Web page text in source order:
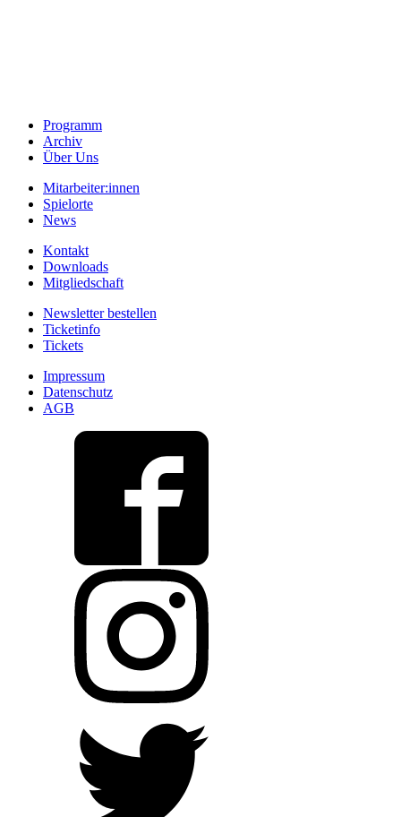
Programm
Archiv
Über Uns
Mitarbeiter:innen
Spielorte
News
Kontakt
Downloads
Mitgliedschaft
Newsletter bestellen
Ticketinfo
Tickets
Impressum
Datenschutz
AGB